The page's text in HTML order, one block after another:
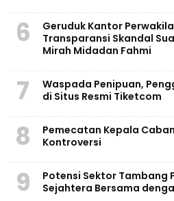
6
Geruduk Kantor
Transparansi Skandal
Mirah Midadan Fahmi
7
Waspada Penipuan,
di Situs Resmi Tiketcom
8
Pemecatan Kepala
Kontroversi
9
Potensi Sektor Tambang
Sejahtera Bersama